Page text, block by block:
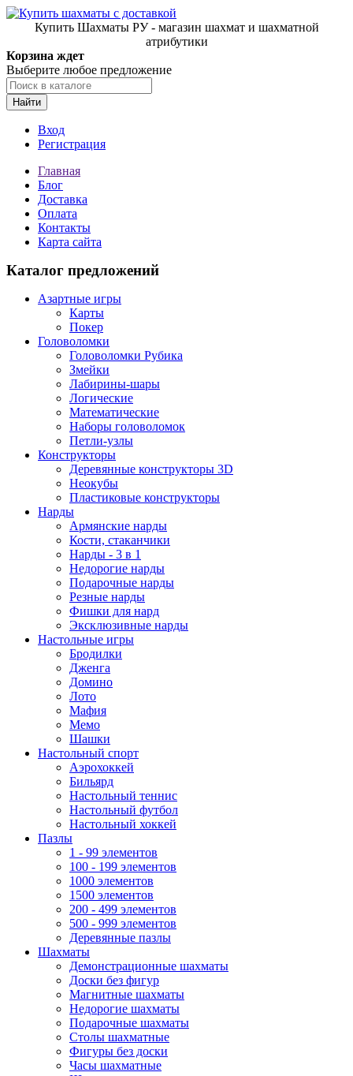
Купить Шахматы РУ - магазин шахмат и шахматной
атрибутики
Корзина ждет
Выберите любое предложение
Найти
Вход
Регистрация
Главная
Блог
Доставка
Оплата
Контакты
Карта сайта
Каталог предложений
Азартные игры
Карты
Покер
Головоломки
Головоломки Рубика
Змейки
Лабирины-шары
Логические
Математические
Наборы головоломок
Петли-узлы
Конструкторы
Деревянные конструкторы 3D
Неокубы
Пластиковые конструкторы
Нарды
Армянские нарды
Кости, стаканчики
Нарды - 3 в 1
Недорогие нарды
Подарочные нарды
Резные нарды
Фишки для нард
Эксклюзивные нарды
Настольные игры
Бродилки
Дженга
Домино
Лото
Мафия
Мемо
Шашки
Настольный спорт
Аэрохоккей
Бильярд
Настольный теннис
Настольный футбол
Настольный хоккей
Пазлы
1 - 99 элементов
100 - 199 элементов
1000 элементов
1500 элементов
200 - 499 элементов
500 - 999 элементов
Деревянные пазлы
Шахматы
Демонстрационные шахматы
Доски без фигур
Магнитные шахматы
Недорогие шахматы
Подарочные шахматы
Столы шахматные
Фигуры без доски
Часы шахматные